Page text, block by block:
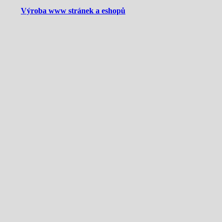
Výroba www stránek a eshopů